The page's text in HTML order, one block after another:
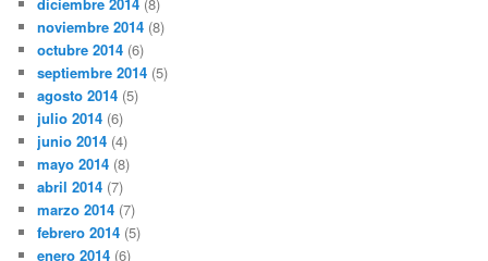
noviembre 2014 (8)
octubre 2014 (6)
septiembre 2014 (5)
agosto 2014 (5)
julio 2014 (6)
junio 2014 (4)
mayo 2014 (8)
abril 2014 (7)
marzo 2014 (7)
febrero 2014 (5)
enero 2014 (6)